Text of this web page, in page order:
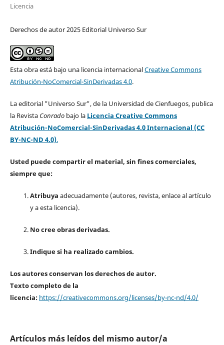
Licencia
Derechos de autor 2025 Editorial Universo Sur
Esta obra está bajo una licencia internacionalCreative Commons
Atribución-NoComercial-SinDerivadas 4.0.
La editorial "Universo Sur", de la Universidad de Cienfuegos, publica
la Revista Conradobajo la Licencia Creative Commons
Atribución-NoComercial-SinDerivadas 4.0 Internacional (CC
BY-NC-ND 4.0).
Usted puede compartir el material, sin fines comerciales,
siempre que:
Atribuya adecuadamente (autores, revista, enlace al artículo
y a esta licencia).
No cree obras derivadas.
Indique si ha realizado cambios.
Los autores conservan los derechos de autor.
Texto completo de la
licencia: https://creativecommons.org/licenses/by-nc-nd/4.0/
Artículos más leídos del mismo autor/a